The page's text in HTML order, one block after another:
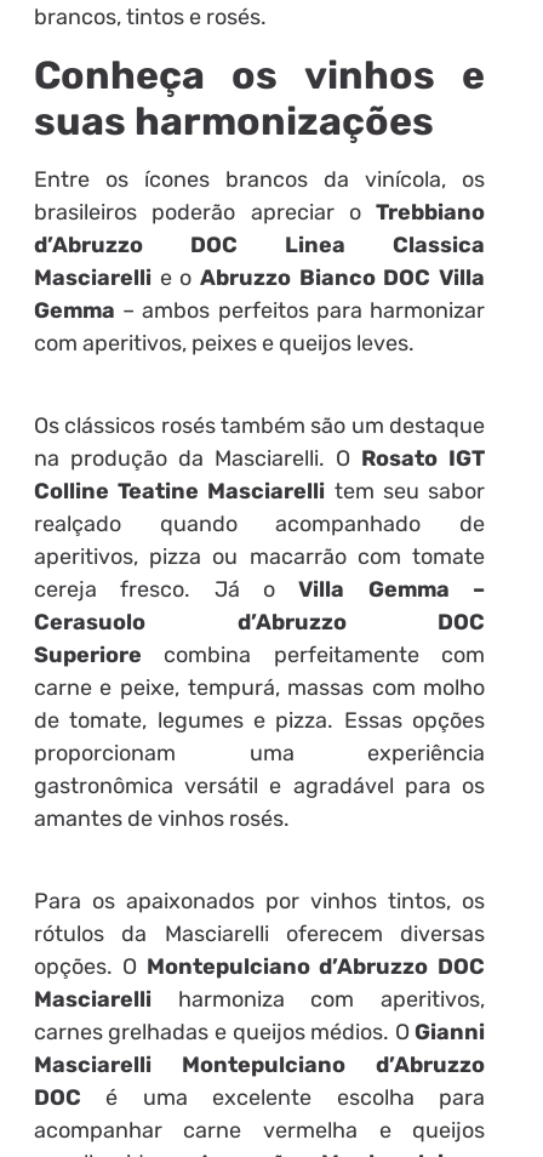
brancos, tintos e rosés.
Conheça os vinhos e
suas harmonizações
Entre os ícones brancos da vinícola, os
brasileiros poderão apreciar oTrebbiano
d’Abruzzo DOC Linea Classica
Masciarelli e o Abruzzo Bianco DOC Villa
Gemma – ambos perfeitos para harmonizar
com aperitivos, peixes e queijos leves.
Os clássicos rosés também são um destaque
na produção da Masciarelli. O Rosato IGT
Colline Teatine Masciarelli tem seu sabor
realçado quando acompanhado de
aperitivos, pizza ou macarrão com tomate
cereja fresco. Já oVilla Gemma –
Cerasuolo d’Abruzzo DOC
Superiore combina perfeitamente com
carne e peixe, tempurá, massas com molho
de tomate, legumes e pizza. Essas opções
proporcionam uma experiência
gastronômica versátil e agradável para os
amantes de vinhos rosés.
Para os apaixonados por vinhos tintos, os
rótulos da Masciarelli oferecem diversas
opções. O Montepulciano d’Abruzzo DOC
Masciarelli harmoniza com aperitivos,
carnes grelhadas e queijos médios. OGianni
Masciarelli Montepulciano d’Abruzzo
DOC é uma excelente escolha para
acompanhar carne vermelha e queijos